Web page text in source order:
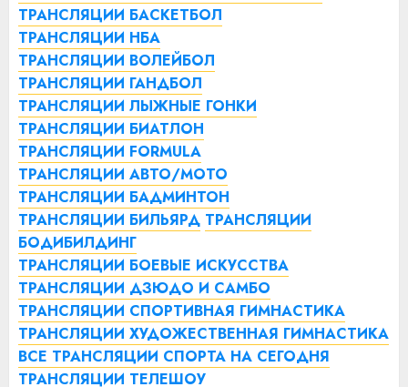
ТРАНСЛЯЦИИ БАСКЕТБОЛ
ТРАНСЛЯЦИИ НБА
ТРАНСЛЯЦИИ ВОЛЕЙБОЛ
ТРАНСЛЯЦИИ ГАНДБОЛ
ТРАНСЛЯЦИИ ЛЫЖНЫЕ ГОНКИ
ТРАНСЛЯЦИИ БИАТЛОН
ТРАНСЛЯЦИИ FORMULA
ТРАНСЛЯЦИИ АВТО/МОТО
ТРАНСЛЯЦИИ БАДМИНТОН
ТРАНСЛЯЦИИ БИЛЬЯРД ТРАНСЛЯЦИИ
БОДИБИЛДИНГ
ТРАНСЛЯЦИИ БОЕВЫЕ ИСКУССТВА
ТРАНСЛЯЦИИ ДЗЮДО И САМБО
ТРАНСЛЯЦИИ СПОРТИВНАЯ ГИМНАСТИКА
ТРАНСЛЯЦИИ ХУДОЖЕСТВЕННАЯ ГИМНАСТИКА
ВСЕ ТРАНСЛЯЦИИ СПОРТА НА СЕГОДНЯ
ТРАНСЛЯЦИИ ТЕЛЕШОУ